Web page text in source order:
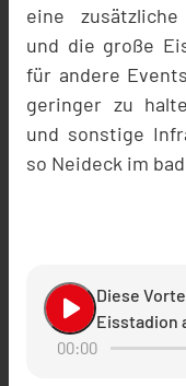
eine zusätzliche
und die große
für andere
geringer zu
und sonstige
so Neideck im
play_arrow
Diese
Eisstadion
00:00